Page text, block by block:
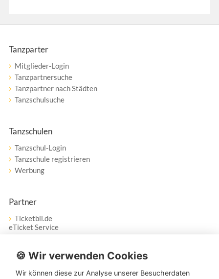
Tanzparter
Mitglieder-Login
Tanzpartnersuche
Tanzpartner nach Städten
Tanzschulsuche
Tanzschulen
Tanzschul-Login
Tanzschule registrieren
Werbung
Partner
Ticketbil.de
eTicket Service
Vertrag widerrufen
🍪 Wir verwenden Cookies
Wir können diese zur Analyse unserer Besucherdaten